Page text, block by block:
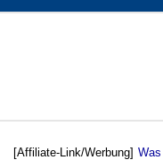
[Affiliate-Link/Werbung]